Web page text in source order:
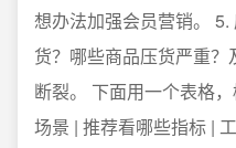
想办法加强会员营销。
货？哪些商品压货严重
断裂。 下面用一个表格
场景 | 推荐看哪些指标 |